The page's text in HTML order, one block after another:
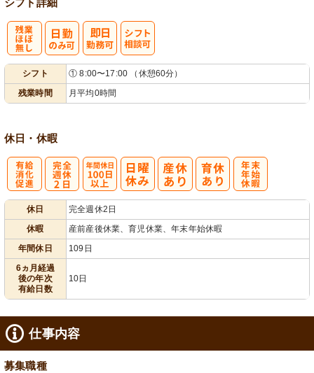
シフト詳細
シフト
① 8:00〜17:00 （休憩60分）
残業時間
月平均0時間
休日・休暇
休日
完全週休2日
休暇
産前産後休業、育児休業、年末年始休暇
年間休日
109日
6ヵ月経過
後の年次
有給日数
10日
仕事内容
募集職種